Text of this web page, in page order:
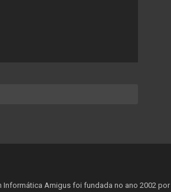
Informática Amigus foi fundada no ano 2002 por